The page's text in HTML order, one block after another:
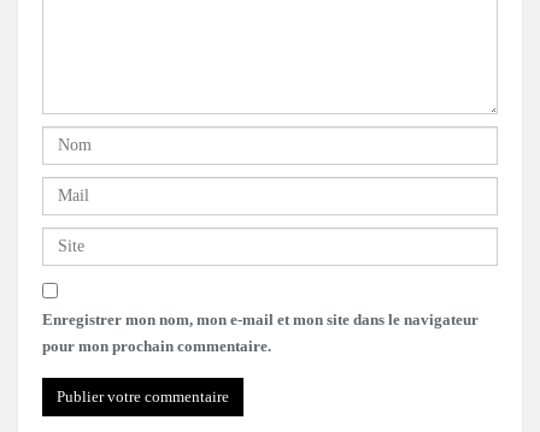
Enregistrer mon nom, mon e-mail et mon site dans le navigateur
pour mon prochain commentaire.